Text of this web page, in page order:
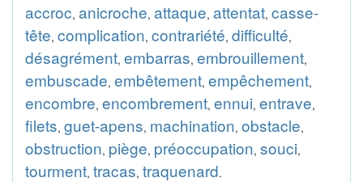
accroc, anicroche, attaque, attentat, casse-
tête, complication, contrariété, difficulté,
désagrément, embarras, embrouillement,
embuscade, embêtement, empêchement,
encombre, encombrement, ennui, entrave,
filets, guet-apens, machination, obstacle,
obstruction, piège, préoccupation, souci,
tourment, tracas, traquenard.